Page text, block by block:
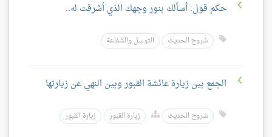
حكم قول: أسألك بنور وجهك الذي أشرقت له..
شروح الحديث التوسل والشفاعة
الجمع بين زيارة عائشة القبور وبين النهي عن زيارتها
شروح الحديث زيارة القبور زيارة القبور